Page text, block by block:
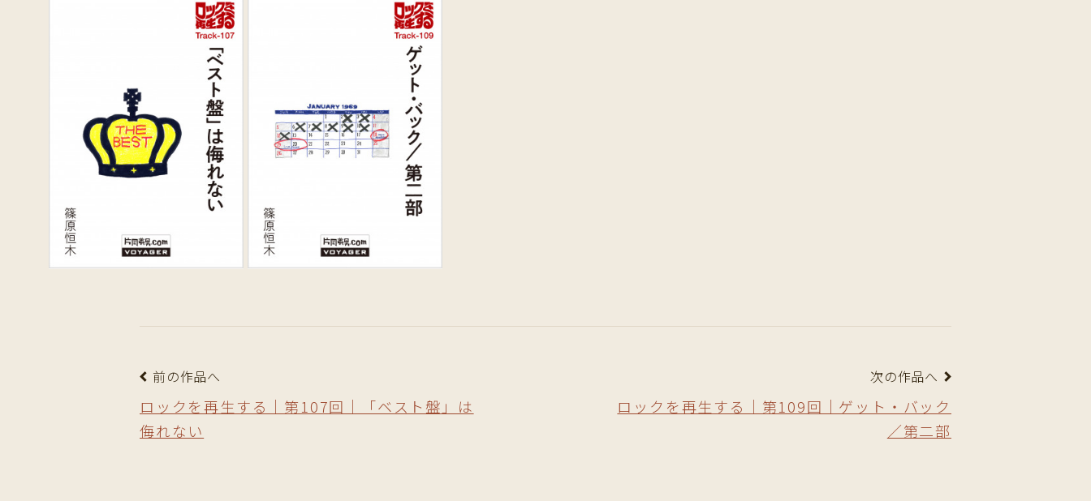
前の作品へ
ロックを再生する｜第107回｜「ベスト盤」は
侮れない
次の作品へ
ロックを再生する｜第109回｜ゲット・バック
／第二部